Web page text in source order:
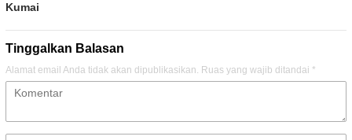
Kumai
Tinggalkan Balasan
Alamat email Anda tidak akan dipublikasikan. Ruas yang wajib ditandai *